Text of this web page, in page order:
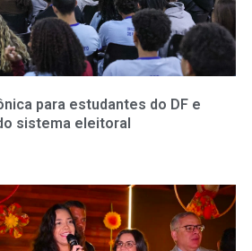
para estudantes do DF e
sistema eleitoral